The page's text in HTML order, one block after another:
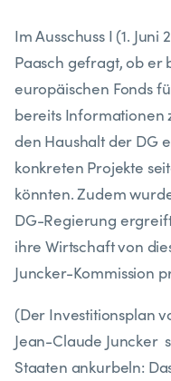
Im Ausschuss I (1.
Paasch gefragt, ob er
europäischen Fonds
bereits Informationen
den Haushalt der DG
konkreten Projekte
könnten. Zudem
DG-Regierung
ihre Wirtschaft von
Juncker-Kommission
(Der Investitionsplan
Jean-Claude Juncker
Staaten ankurbeln: